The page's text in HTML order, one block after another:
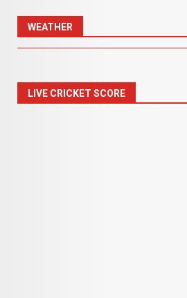
WEATHER
LIVE CRICKET SCORE